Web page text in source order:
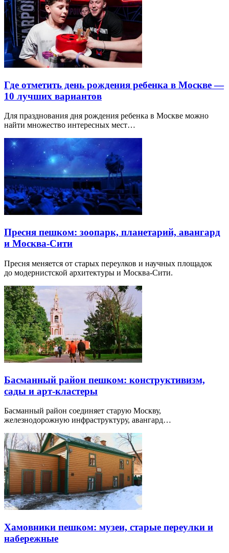
Где отметить день рождения ребенка в Москве —
10 лучших вариантов
Для празднования дня рождения ребенка в Москве можно
найти множество интересных мест…
Пресня пешком: зоопарк, планетарий, авангард
и Москва-Сити
Пресня меняется от старых переулков и научных площадок
до модернистской архитектуры и Москва-Сити.
Басманный район пешком: конструктивизм,
сады и арт-кластеры
Басманный район соединяет старую Москву,
железнодорожную инфраструктуру, авангард…
Хамовники пешком: музеи, старые переулки и
набережные